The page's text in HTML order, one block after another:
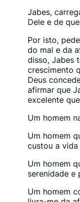
Jabes,
Dele e de
Por isto,
do mal e da
disso, Jabes
crescimento
Deus
afirmar que
excelente
Um homem
Um homem
custou a
Um homem
serenidade e
Um homem